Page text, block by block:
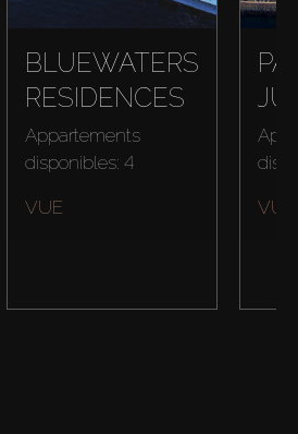
BLUEWATERS
RESIDENCES
Appartements
disponibles: 4
VUE VUE